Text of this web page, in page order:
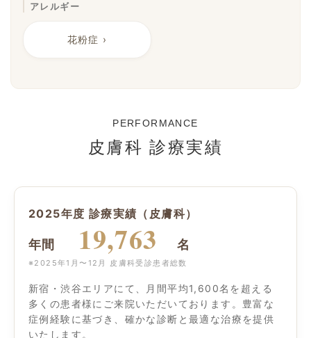
アレルギー
花粉症 ›
PERFORMANCE
皮膚科 診療実績
2025年度 診療実績（皮膚科）
年間 19,763 名
※2025年1月〜12月 皮膚科受診患者総数
新宿・渋谷エリアにて、月間平均1,600名を超える
多くの患者様にご来院いただいております。豊富な
症例経験に基づき、確かな診断と最適な治療を提供
いたします。